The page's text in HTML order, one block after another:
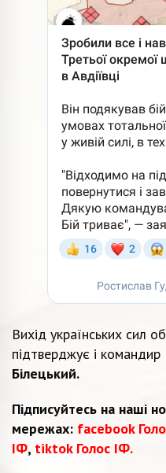
Вихід українських сил
підтверджує і
Білецький.
Підписуйтесь на наші
мережах: facebook
ІФ, tiktok Голос ІФ.